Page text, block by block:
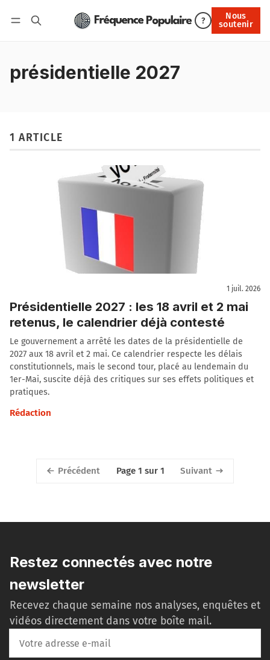
?
Nous
soutenir
Nous soutenir
présidentielle 2027
1 ARTICLE
1 juil. 2026
Présidentielle 2027 : les 18 avril et 2 mai
retenus, le calendrier déjà contesté
Le gouvernement a arrêté les dates de la présidentielle de
2027 aux 18 avril et 2 mai. Ce calendrier respecte les délais
constitutionnels, mais le second tour, placé au lendemain du
1er-Mai, suscite déjà des critiques sur ses effets politiques et
pratiques.
Rédaction
Précédent Page 1 sur 1 Suivant
Restez connectés avec notre
newsletter
Recevez chaque semaine nos analyses, enquêtes et
vidéos directement dans votre boîte mail.